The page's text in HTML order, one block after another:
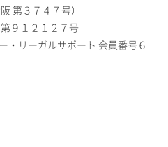
第３７４７号）
９１２１２７号
・リーガルサポート 会員番号６